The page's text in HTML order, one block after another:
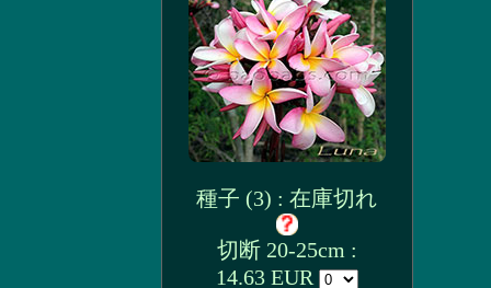
種子 (3) : 在庫切れ
切断 20-25cm :
14.63 EUR